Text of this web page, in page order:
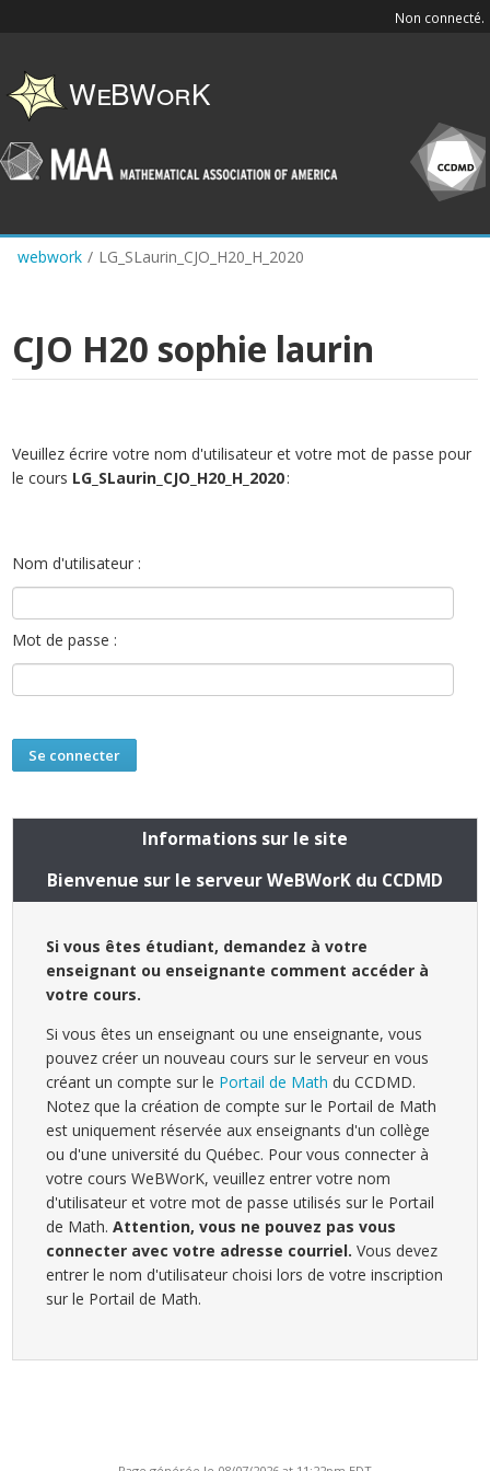
content
Non connecté.
webwork / LG_SLaurin_CJO_H20_H_2020
CJO H20 sophie laurin
Veuillez écrire votre nom d'utilisateur et votre mot de passe pour
le cours LG_SLaurin_CJO_H20_H_2020:
Nom d'utilisateur :
Mot de passe :
Informations sur le site
Bienvenue sur le serveur WeBWorK du CCDMD
Si vous êtes étudiant, demandez à votre
enseignant ou enseignante comment accéder à
votre cours.
Si vous êtes un enseignant ou une enseignante, vous
pouvez créer un nouveau cours sur le serveur en vous
créant un compte sur le Portail de Math du CCDMD.
Notez que la création de compte sur le Portail de Math
est uniquement réservée aux enseignants d'un collège
ou d'une université du Québec. Pour vous connecter à
votre cours WeBWorK, veuillez entrer votre nom
d'utilisateur et votre mot de passe utilisés sur le Portail
de Math.Attention, vous ne pouvez pas vous
connecter avec votre adresse courriel. Vous devez
entrer le nom d'utilisateur choisi lors de votre inscription
sur le Portail de Math.